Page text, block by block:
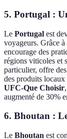
5. Portugal :
Le Portugal est
voyageurs. Grâce
encourage des
régions viticoles et
particulier, offre
des produits
UFC-Que Choisir
augmenté de 30%
6. Bhoutan :
Le Bhoutan est